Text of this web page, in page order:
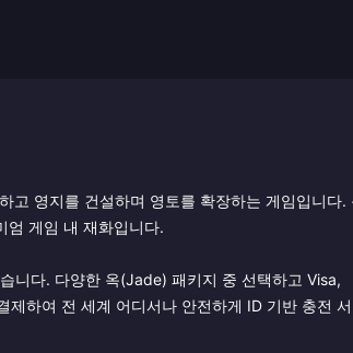
고 영지를 건설하며 영토를 확장하는 게임입니다.
엄 게임 내 재화입니다.
니다. 다양한 옥(Jade) 패키지 중 선택하고 Visa,
하여 전 세계 어디서나 안전하게 ID 기반 충전